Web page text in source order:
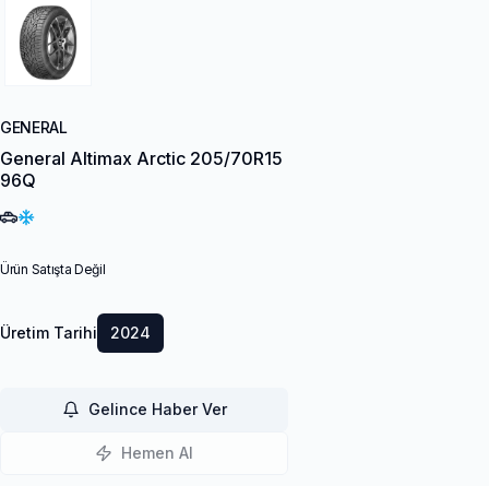
GENERAL
General Altimax Arctic 205/70R15
96Q
Ürün Satışta Değil
Üretim Tarihi 2024
Gelince Haber Ver
Hemen Al